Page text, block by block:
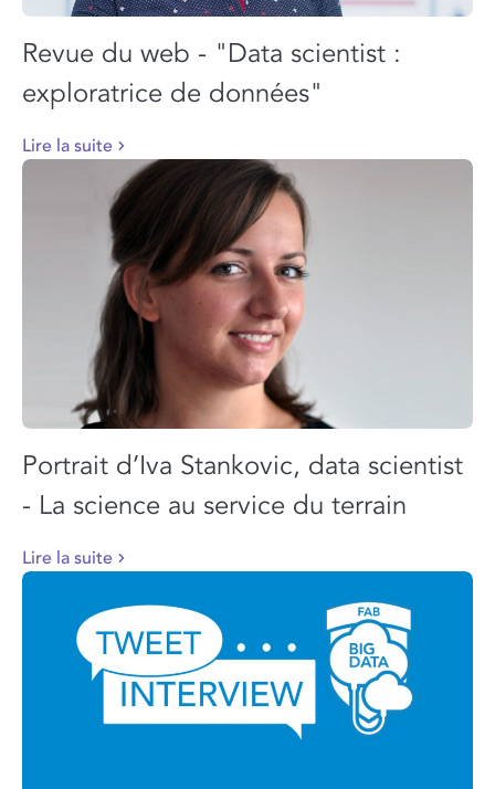
Revue du web - "Data scientist :
exploratrice de données"
Lire la suite
Portrait d’Iva Stankovic, data scientist
- La science au service du terrain
Lire la suite